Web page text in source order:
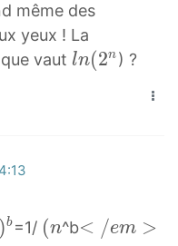
même des
yeux ! La
vaut l
(
ln(2n ) ?
)b =1/ (
(n^b<
< /em >